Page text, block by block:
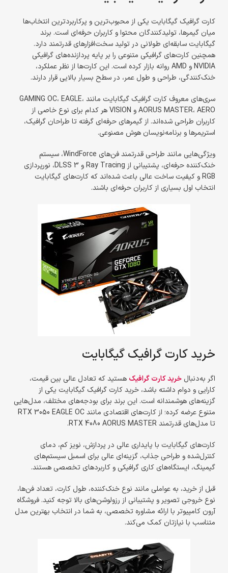
کارت گرافیک گیگابایت یکی از محبوب‌ترین و پرکاربردترین انتخاب‌ها
میان گیمرها، تولیدکنندگان محتوا و کاربران حرفه‌ای است. برند
گیگابایت سابقه‌ای طولانی در تولید سخت‌افزارهای قدرتمند دارد.
همچنین کارت‌های گرافیکی متنوعی را بر پایه پردازنده‌های گرافیکی
NVIDIA و AMD روانه بازار کرده است. این کارت‌ها از نظر عملکرد،
خنک‌کنندگی، طراحی و طول عمر، در سطح بسیار بالایی قرار دارند.
سری‌های معروف کارت گرافیک گیگابایت مانند GAMING OC، EAGLE،
AORUS MASTER، AERO و VISION هر کدام برای نوع خاصی از
کاربران طراحی شده‌اند. از گیمرهای حرفه‌ای گرفته تا طراحان گرافیک،
استریمرها و برنامه‌نویسان هوش مصنوعی.
ویژگی‌هایی مانند طراحی قدرتمند فن‌های WindForce، سیستم
خنک‌کننده حرفه‌ای، پشتیبانی از Ray Tracing و DLSS 3، نورپردازی
RGB و کیفیت ساخت عالی باعث شده‌اند که کارت‌های گیگابایت
انتخاب اول بسیاری از کاربران حرفه‌ای باشند.
خرید کارت گرافیک گیگابایت
اگر به‌دنبال خرید کارت گرافیک هستید که تعادل عالی بین قیمت،
کارایی و دوام داشته باشد، خرید کارت گرافیک گیگابایت یکی از
گزینه‌های هوشمندانه است. این برند برای بودجه‌های مختلف، مدل‌هایی
متنوع عرضه کرده؛ از کارت‌های اقتصادی مانند RTX 3050 EAGLE OC
تا مدل‌های قدرتمند RTX 4080 AORUS MASTER.
کارت‌های گیگابایت با پایداری عالی در پردازش، نویز کم، دمای
کنترل‌شده و طراحی جذاب، گزینه‌ای عالی برای اسمبل سیستم‌های
گیمینگ، ایستگاه‌های کاری گرافیکی و کاربردهای تخصصی هستند.
قبل از خرید، به عواملی مانند نوع خنک‌کننده، طول کارت، تعداد فن‌ها،
نوع خروجی تصویر و پشتیبانی از رزولوشن‌های بالا توجه کنید. فروشگاه
آرون کامپیوتر با ارائه مشاوره تخصصی، به شما در انتخاب بهترین مدل
متناسب با نیازتان کمک می‌کند.